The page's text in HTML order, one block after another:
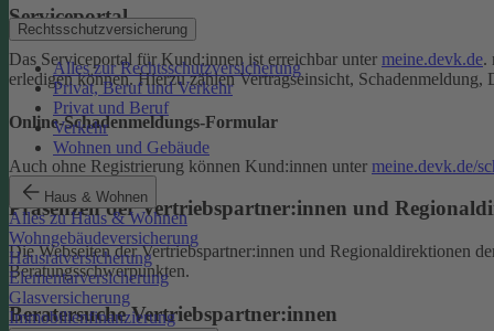
Rechtsschutzversicherung
Alles zur Rechtsschutzversicherung
Privat, Beruf und Verkehr
Privat und Beruf
Verkehr
Wohnen und Gebäude
Haus & Wohnen
Alles zu Haus & Wohnen
Wohngebäudeversicherung
Hausratversicherung
Elementarversicherung
Glasversicherung
Immobilienfinanzierung
Serviceportal
Das Serviceportal für Kund:innen ist erreichbar unter meine.devk.de.
erledigen können. Hierzu zählen Vertragseinsicht,
Online-Schadenmeldungs-Formular
Auch ohne Registrierung können Kund:innen unter meine.devk.de/
Präsenzen der Vertriebspartner:innen und
Die Webseiten der Vertriebspartner:innen und Regionaldirektionen
Beratungsschwerpunkten.
Beratersuche Vertriebspartner:innen